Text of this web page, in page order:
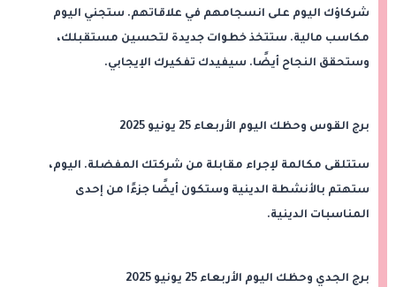
شركاؤك اليوم على انسجامهم في علاقاتهم. ستجني اليوم
مكاسب مالية. ستتخذ خطوات جديدة لتحسين مستقبلك،
وستحقق النجاح أيضًا. سيفيدك تفكيرك الإيجابي.
برج القوس وحظك اليوم الأربعاء 25 يونيو 2025
ستتلقى مكالمة لإجراء مقابلة من شركتك المفضلة. اليوم،
ستهتم بالأنشطة الدينية وستكون أيضًا جزءًا من إحدى
المناسبات الدينية.
برج الجدي وحظك اليوم الأربعاء 25 يونيو 2025